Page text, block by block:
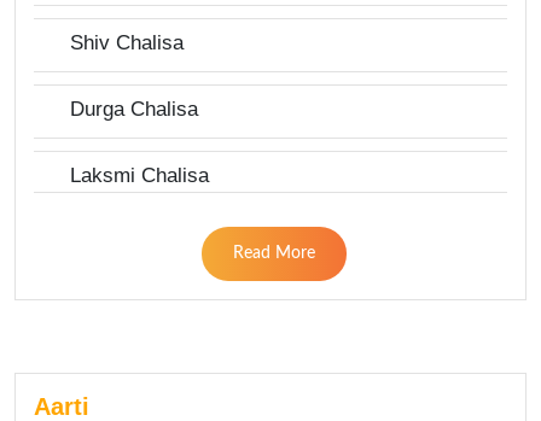
Shiv Chalisa
Durga Chalisa
Laksmi Chalisa
Read More
Aarti